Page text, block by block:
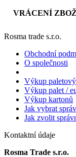
VRÁCENÍ
Rosma trade s.r.o.
Obchodní
O společnosti
Výkup
Výkup palet /
Výkup kartonů
Jak vybrat
Jak zvolit
Kontaktní údaje
Rosma Trade s.r.o.